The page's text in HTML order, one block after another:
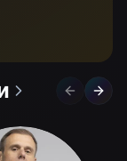
Previous